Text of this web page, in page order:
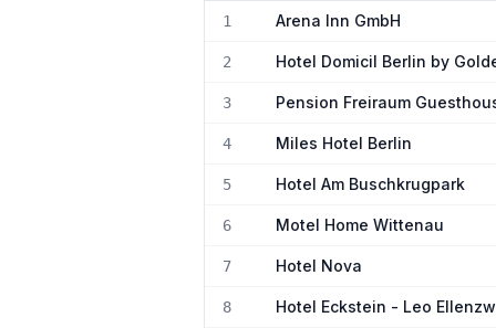
Hotels & Unterkünfte
1 Arena Inn GmbH
2 Hotel Domicil Berlin by
3 Pension Freiraum
4 Miles Hotel Berlin
5 Hotel Am Buschkrugpark
6 Motel Home Wittenau
7 Hotel Nova
8 Hotel Eckstein - Leo